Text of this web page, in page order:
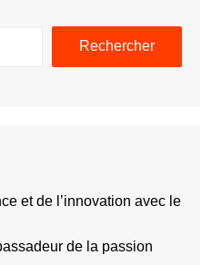
Rechercher
et de l’innovation avec le
de la passion